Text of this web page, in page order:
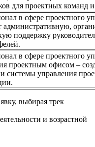
для проектных команд
в сфере проектного
административную,
поддержку
в сфере проектного
проектным офисом –
системы управления
выбирая трек
и возрастной